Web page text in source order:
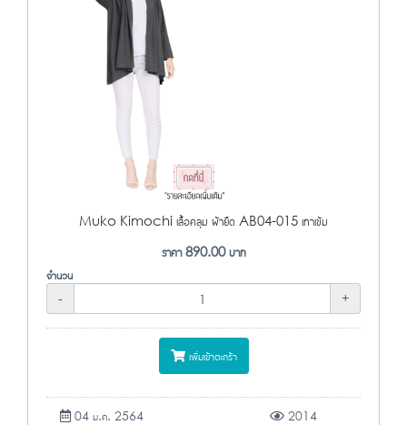
Muko Kimochi เสื้อคลุม ผ้ายืด AB04-015 เทาเข้ม
ราคา890.00บาท
จำนวน
-
+
เพิ่มเข้าตะกร้า
04 ม.ค. 2564 2014